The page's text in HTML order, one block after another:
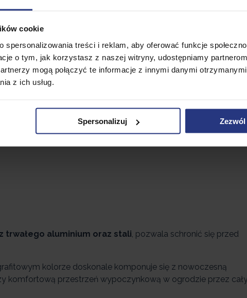
cookie
spersonalizowania treści i reklam, aby oferować funkcje
o tym, jak korzystasz z naszej witryny, udostępniamy
mogą połączyć te informacje z innymi danymi
z ich usług.
Spersonalizuj
trwałego aluminium oraz stali, pozwala schronić się przed
kolorze doskonale komponuje się z nowoczesną
komfortową przestrzeń wypoczynkową w ogrodzie przez